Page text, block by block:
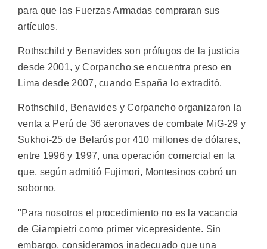
para que las Fuerzas Armadas compraran sus
artículos.
Rothschild y Benavides son prófugos de la justicia
desde 2001, y Corpancho se encuentra preso en
Lima desde 2007, cuando España lo extraditó.
Rothschild, Benavides y Corpancho organizaron la
venta a Perú de 36 aeronaves de combate MiG-29 y
Sukhoi-25 de Belarús por 410 millones de dólares,
entre 1996 y 1997, una operación comercial en la
que, según admitió Fujimori, Montesinos cobró un
soborno.
"Para nosotros el procedimiento no es la vacancia
de Giampietri como primer vicepresidente. Sin
embargo, consideramos inadecuado que una